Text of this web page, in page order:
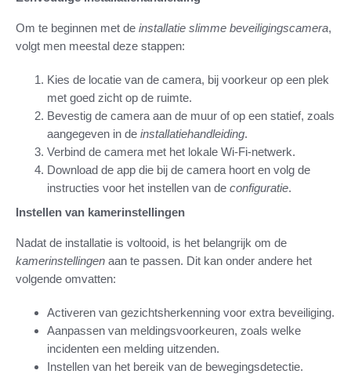
Om te beginnen met de installatie slimme beveiligingscamera,
volgt men meestal deze stappen:
Kies de locatie van de camera, bij voorkeur op een plek
met goed zicht op de ruimte.
Bevestig de camera aan de muur of op een statief, zoals
aangegeven in de installatiehandleiding.
Verbind de camera met het lokale Wi-Fi-netwerk.
Download de app die bij de camera hoort en volg de
instructies voor het instellen van de configuratie.
Instellen van kamerinstellingen
Nadat de installatie is voltooid, is het belangrijk om de
kamerinstellingen aan te passen. Dit kan onder andere het
volgende omvatten:
Activeren van gezichtsherkenning voor extra beveiliging.
Aanpassen van meldingsvoorkeuren, zoals welke
incidenten een melding uitzenden.
Instellen van het bereik van de bewegingsdetectie.